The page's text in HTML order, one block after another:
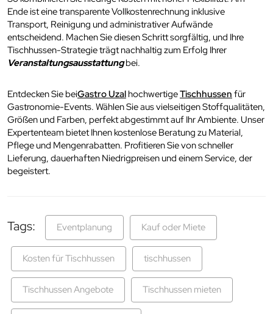
Ende ist eine transparente Vollkostenrechnung inklusive
Transport, Reinigung und administrativer Aufwände
entscheidend. Machen Sie diesen Schritt sorgfältig, und Ihre
Tischhussen-Strategie trägt nachhaltig zum Erfolg Ihrer
Veranstaltungsausstattungbei.
Entdecken Sie beiGastro Uzal hochwertigeTischhussen für
Gastronomie-Events. Wählen Sie aus vielseitigen Stoffqualitäten,
Größen und Farben, perfekt abgestimmt auf Ihr Ambiente. Unser
Expertenteam bietet Ihnen kostenlose Beratung zu Material,
Pflege und Mengenrabatten. Profitieren Sie von schneller
Lieferung, dauerhaften Niedrigpreisen und einem Service, der
begeistert.
Tags: Eventplanung Kauf oder Miete
Kosten für Tischhussen tischhussen
Tischhussen Angebote Tischhussen mieten